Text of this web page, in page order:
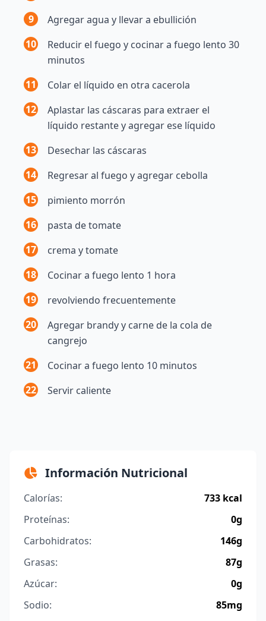
9
Agregar agua y llevar a ebullición
10
Reducir el fuego y cocinar a fuego lento 30
minutos
11
Colar el líquido en otra cacerola
12
Aplastar las cáscaras para extraer el
líquido restante y agregar ese líquido
13
Desechar las cáscaras
14
Regresar al fuego y agregar cebolla
15
pimiento morrón
16
pasta de tomate
17
crema y tomate
18
Cocinar a fuego lento 1 hora
19
revolviendo frecuentemente
20
Agregar brandy y carne de la cola de
cangrejo
21
Cocinar a fuego lento 10 minutos
22
Servir caliente
Información Nutricional
Calorías:
733 kcal
Proteínas:
0g
Carbohidratos:
146g
Grasas:
87g
Azúcar:
0g
Sodio:
85mg